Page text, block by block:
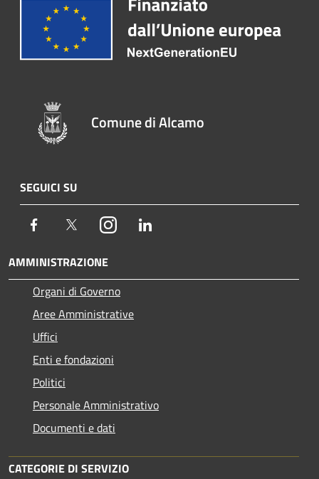
Comune di Alcamo
SEGUICI SU
Facebook TwitterInstagram
AMMINISTRAZIONE
Organi di Governo
Aree Amministrative
Uffici
Enti e fondazioni
Politici
Personale Amministrativo
Documenti e dati
CATEGORIE DI SERVIZIO